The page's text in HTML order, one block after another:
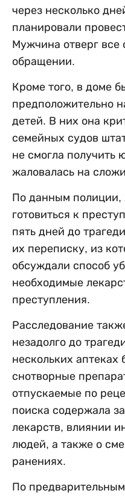
через несколько
планировали
Мужчина отверг все
обращении.
Кроме того, в доме
предположительно
детей. В них она
семейных судов
не смогла
жаловалась на
По данным
готовиться к
пять дней до
их переписку, из
обсуждали способ
необходимые
преступления.
Расследование
незадолго до
нескольких аптеках
снотворные
отпускаемые по
поиска содержала
лекарств, влиянии
людей, а также о
ранениях.
По